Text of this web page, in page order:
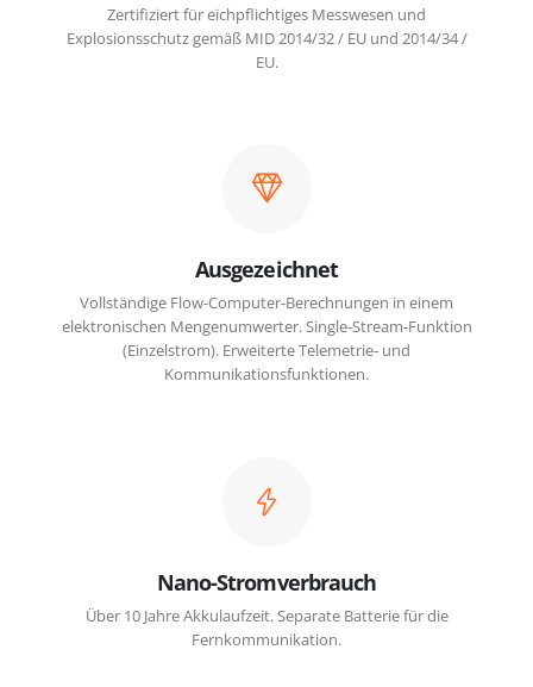
Zertifiziert für eichpflichtiges Messwesen und
Explosionsschutz gemäß MID 2014/32 / EU und 2014/34 /
EU.
Ausgezeichnet
Vollständige Flow-Computer-Berechnungen in einem
elektronischen Mengenumwerter. Single-Stream-Funktion
(Einzelstrom). Erweiterte Telemetrie- und
Kommunikationsfunktionen.
Nano-Stromverbrauch
Über 10 Jahre Akkulaufzeit. Separate Batterie für die
Fernkommunikation.